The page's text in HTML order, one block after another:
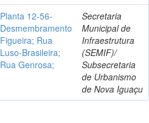
Planta 12-56-
Desmembramento
Figueira; Rua
Luso-Brasileira;
Rua Genrosa;
Secretaria
Municipal de
Infraestrutura
(SEMIF)/
Subsecretaria
de Urbanismo
de Nova Iguaçu